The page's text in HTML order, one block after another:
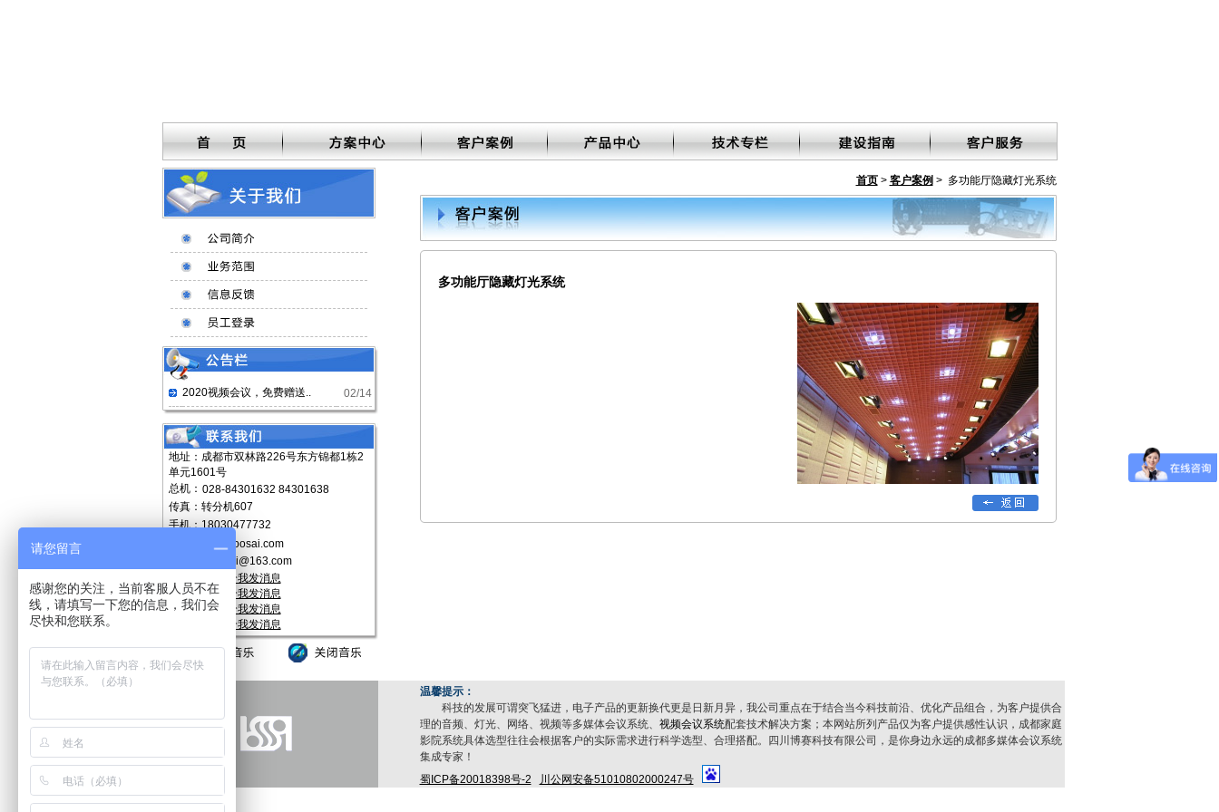
2020视频会议，免费赠送.. 02/14
地址：成都市双林路226号东方锦都1栋2
单元1601号
总机： 028-84301632 84301638
传真：转分机607
手机：18030477732
http://www.cdbosai.com
bosai@163.com
首页> 客户案例 > 多功能厅隐藏灯光系统
多功能厅隐藏灯光系统
温馨提示：
科技的发展可谓突飞猛进，电子产品的更新换代更是日新月异，我公司重点在于结合当今科技前沿、优化产品组合，为客户提供合
理的音频、灯光、网络、视频等多媒体会议系统、 视频会议系统配套技术解决方案；本网站所列产品仅为客户提供感性认识，成都家庭
影院系统具体选型往往会根据客户的实际需求进行科学选型、合理搭配。四川博赛科技有限公司，是你身边永远的成都多媒体会议系统
集成专家！
蜀ICP备20018398号-2
川公网安备51010802000247号
请您留言
感谢您的关注，当前客服人员不在
线，请填写一下您的信息，我们会
尽快和您联系。